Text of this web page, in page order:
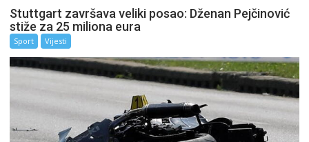
Stuttgart završava veliki posao: Dženan Pejčinović
stiže za 25 miliona eura
Sport Vijesti